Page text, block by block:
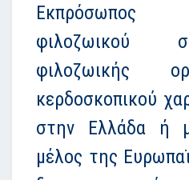
Εκπρόσωπος
φιλοζωικού
φιλοζωικής
κερδοσκοπικού
στην Ελλάδα ή
μέλος της